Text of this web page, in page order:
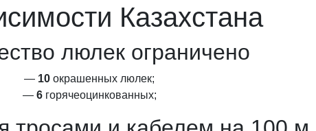
Казахстана
люлек ограничено
— 10 окрашенных люлек;
— 6горячеоцинкованных;